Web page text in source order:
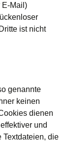
E-Mail)
ist nicht
genannte
keinen
dienen
und
Textdateien, die